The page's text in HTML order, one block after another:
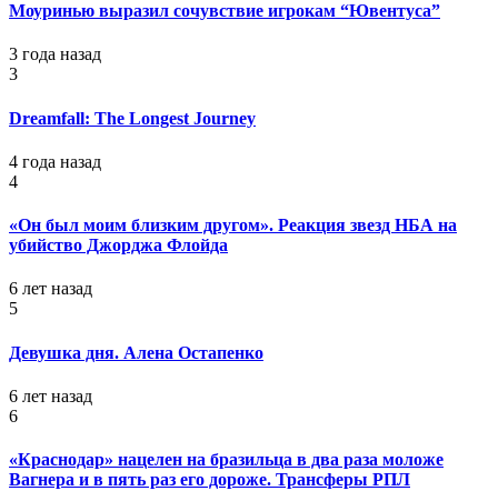
Моуринью выразил сочувствие игрокам “Ювентуса”
3 года назад
3
Dreamfall: The Longest Journey
4 года назад
4
«Он был моим близким другом». Реакция звезд НБА на
убийство Джорджа Флойда
6 лет назад
5
Девушка дня. Алена Остапенко
6 лет назад
6
«Краснодар» нацелен на бразильца в два раза моложе
Вагнера и в пять раз его дороже. Трансферы РПЛ